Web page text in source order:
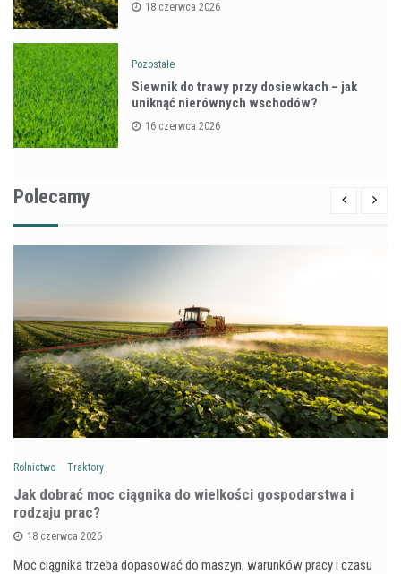
18 czerwca 2026
Pozostałe
Siewnik do trawy przy dosiewkach – jak
uniknąć nierównych wschodów?
16 czerwca 2026
Polecamy
Rolnictwo Traktory
Jak dobrać moc ciągnika do wielkości gospodarstwa i
rodzaju prac?
18 czerwca 2026
Moc ciągnika trzeba dopasować do maszyn, warunków pracy i czasu